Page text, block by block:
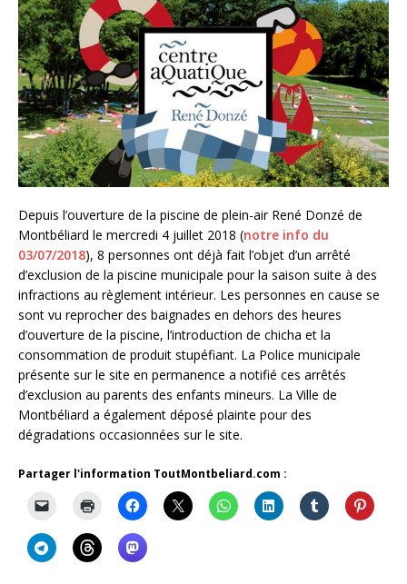
Depuis l’ouverture de la piscine de plein-air René Donzé de
Montbéliard le mercredi 4 juillet 2018 (notre info du
03/07/2018), 8 personnes ont déjà fait l’objet d’un arrêté
d’exclusion de la piscine municipale pour la saison suite à des
infractions au règlement intérieur. Les personnes en cause se
sont vu reprocher des baignades en dehors des heures
d’ouverture de la piscine, l’introduction de chicha et la
consommation de produit stupéfiant. La Police municipale
présente sur le site en permanence a notifié ces arrêtés
d’exclusion au parents des enfants mineurs. La Ville de
Montbéliard a également déposé plainte pour des
dégradations occasionnées sur le site.
Partager l'information ToutMontbeliard.com :